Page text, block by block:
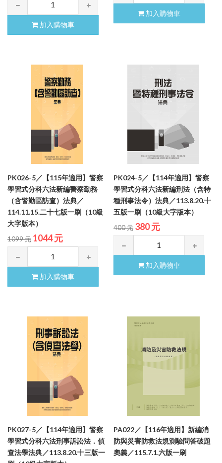
加入購物車
加入購物車
PK026-5／【115年適用】警察
學習式分科六法新編警察勤務
（含警勤區訪查）法典／
114.11.15.二十七版一刷（10級
大字版本）
1099 元 1044 元
加入購物車
PK024-5／【114年適用】警察
學習式分科六法新編刑法（含特
種刑事法令）法典／113.8.20.十
五版一刷（10級大字版本）
400 元 380 元
加入購物車
PK027-5／【114年適用】警察
學習式分科六法刑事訴訟法．偵
查法學法典／113.8.20.十三版一
PA022／【116年適用】新編消
防與災害防救法規測驗問答破題
奧義／115.7.1.六版一刷